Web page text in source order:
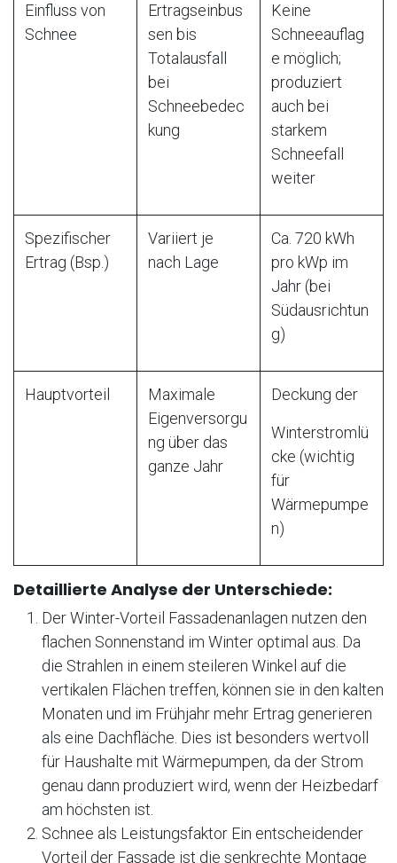
Einfluss von
Schnee
Ertragseinbus
sen bis
Totalausfall
bei
Schneebedec
kung
Keine
Schneeauflag
e möglich;
produziert
auch bei
starkem
Schneefall
weiter
Spezifischer
Ertrag (Bsp.)
Variiert je
nach Lage
Ca. 720 kWh
pro kWp im
Jahr (bei
Südausrichtun
g)
Hauptvorteil
Maximale
Eigenversorgu
ng über das
ganze Jahr
Deckung der
Winterstromlü
cke (wichtig
für
Wärmepumpe
n)
Detaillierte Analyse der Unterschiede:
Der Winter-Vorteil Fassadenanlagen nutzen den
flachen Sonnenstand im Winter optimal aus. Da
die Strahlen in einem steileren Winkel auf die
vertikalen Flächen treffen, können sie in den kalten
Monaten und im Frühjahr mehr Ertrag generieren
als eine Dachfläche. Dies ist besonders wertvoll
für Haushalte mit Wärmepumpen, da der Strom
genau dann produziert wird, wenn der Heizbedarf
am höchsten ist.
Schnee als Leistungsfaktor Ein entscheidender
Vorteil der Fassade ist die senkrechte Montage